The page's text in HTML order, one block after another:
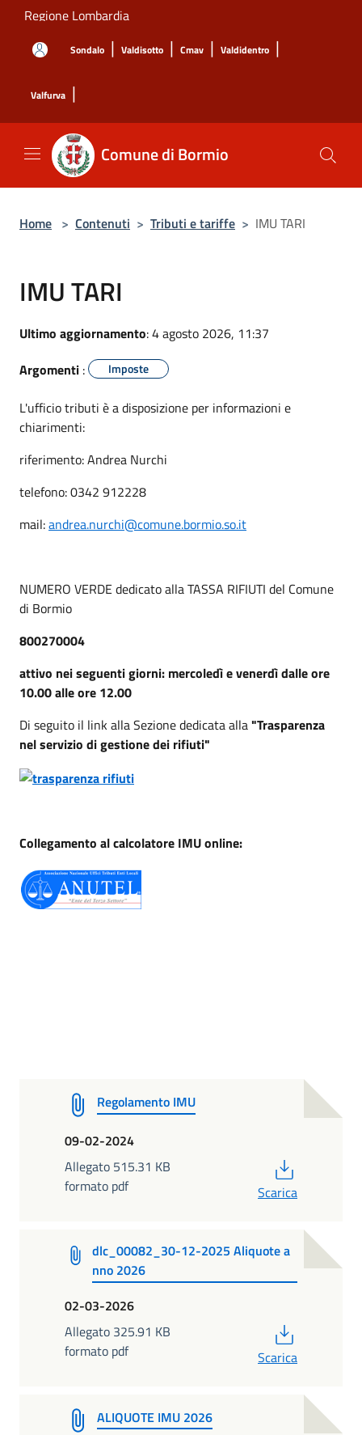
Salta al contenuto principale
Regione Lombardia
Sondalo | Valdisotto | Cmav | Valdidentro |
Valfurva |
Comune di Bormio
Home > Contenuti > Tributi e tariffe > IMU TARI
IMU TARI
Ultimo aggiornamento: 4 agosto 2026, 11:37
Argomenti : Imposte
L'ufficio tributi è a disposizione per informazioni e
chiarimenti:
riferimento: Andrea Nurchi
telefono: 0342 912228
mail:andrea.nurchi@comune.bormio.so.it
NUMERO VERDE dedicato alla TASSA RIFIUTI del Comune
di Bormio
800270004
attivo nei seguenti giorni: mercoledì e venerdì dalle ore
10.00 alle ore 12.00
Di seguito il link alla Sezione dedicata alla"Trasparenza
nel servizio di gestione dei rifiuti"
Collegamento al calcolatore IMU online:
Regolamento IMU
09-02-2024
Allegato 515.31 KB
formato pdf
Scarica
dlc_00082_30-12-2025 Aliquote a
nno 2026
02-03-2026
Allegato 325.91 KB
formato pdf
Scarica
ALIQUOTE IMU 2026